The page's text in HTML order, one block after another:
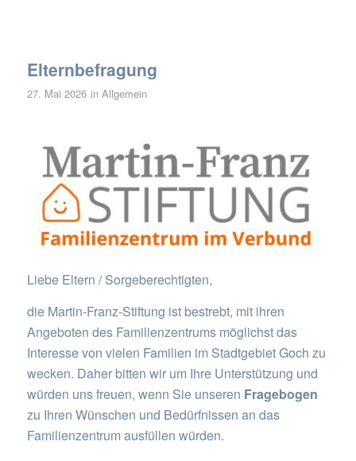
Elternbefragung
27. Mai 2026 in Allgemein
Liebe Eltern / Sorgeberechtigten,
die Martin-Franz-Stiftung ist bestrebt, mit ihren
Angeboten des Familienzentrums möglichst das
Interesse von vielen Familien im Stadtgebiet Goch zu
wecken. Daher bitten wir um Ihre Unterstützung und
würden uns freuen, wenn Sie unseren Fragebogen
zu Ihren Wünschen und Bedürfnissen an das
Familienzentrum ausfüllen würden.